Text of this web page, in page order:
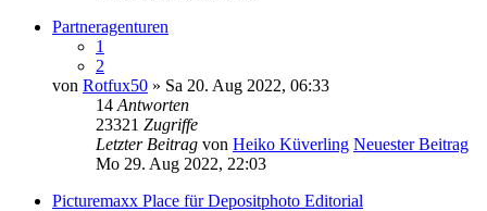
Partneragenturen
1
2
von Rotfux50 » Sa 20. Aug 2022, 06:33
14 Antworten
23321 Zugriffe
Letzter Beitrag von Heiko Küverling Neuester Beitrag
Mo 29. Aug 2022, 22:03
Picturemaxx Place für Depositphoto Editorial